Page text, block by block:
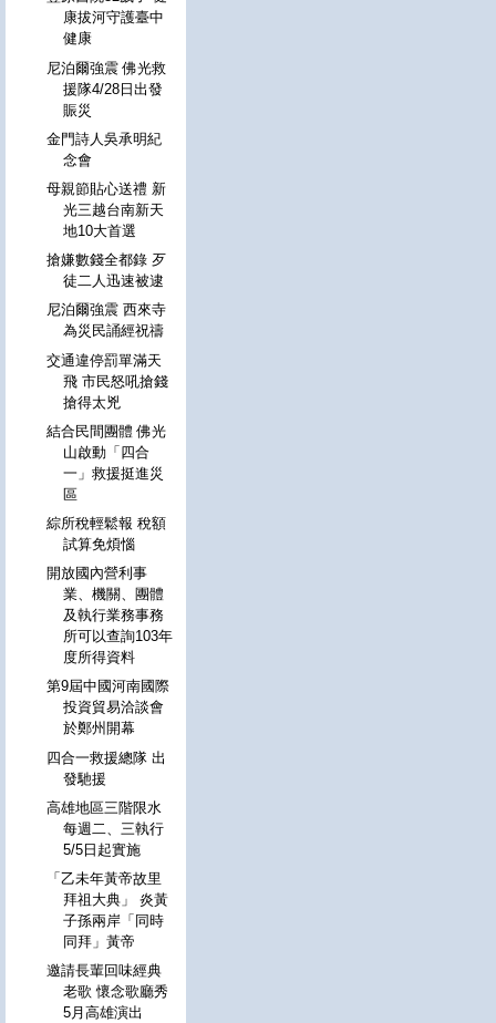
康拔河守護臺中
健康
尼泊爾強震 佛光救
援隊4/28日出發
賑災
金門詩人吳承明紀
念會
母親節貼心送禮 新
光三越台南新天
地10大首選
搶嫌數錢全都錄 歹
徒二人迅速被逮
尼泊爾強震 西來寺
為災民誦經祝禱
交通違停罰單滿天
飛 市民怒吼搶錢
搶得太兇
結合民間團體 佛光
山啟動「四合
一」救援挺進災
區
綜所稅輕鬆報 稅額
試算免煩惱
開放國內營利事
業、機關、團體
及執行業務事務
所可以查詢103年
度所得資料
第9屆中國河南國際
投資貿易洽談會
於鄭州開幕
四合一救援總隊 出
發馳援
高雄地區三階限水
每週二、三執行
5/5日起實施
「乙未年黃帝故里
拜祖大典」 炎黃
子孫兩岸「同時
同拜」黃帝
邀請長輩回味經典
老歌 懷念歌廳秀
5月高雄演出